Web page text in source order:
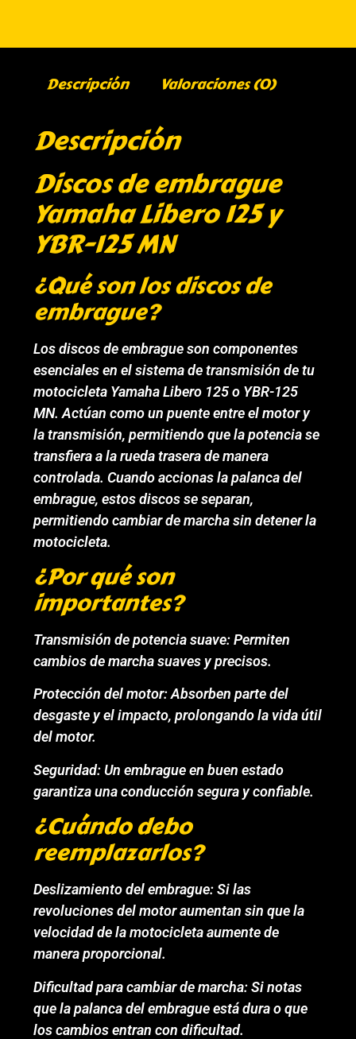
Descripción Valoraciones (0)
Descripción
Discos de embrague
Yamaha Libero 125 y
YBR-125 MN
¿Qué son los discos de
embrague?
Los discos de embrague son componentes
esenciales en el sistema de transmisión de tu
motocicleta Yamaha Libero 125 o YBR-125
MN. Actúan como un puente entre el motor y
la transmisión, permitiendo que la potencia se
transfiera a la rueda trasera de manera
controlada. Cuando accionas la palanca del
embrague, estos discos se separan,
permitiendo cambiar de marcha sin detener la
motocicleta.
¿Por qué son
importantes?
Transmisión de potencia suave: Permiten
cambios de marcha suaves y precisos.
Protección del motor: Absorben parte del
desgaste y el impacto, prolongando la vida útil
del motor.
Seguridad: Un embrague en buen estado
garantiza una conducción segura y confiable.
¿Cuándo debo
reemplazarlos?
Deslizamiento del embrague: Si las
revoluciones del motor aumentan sin que la
velocidad de la motocicleta aumente de
manera proporcional.
Dificultad para cambiar de marcha: Si notas
que la palanca del embrague está dura o que
los cambios entran con dificultad.